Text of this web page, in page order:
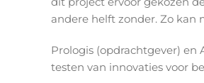
andere helft zonder. Zo kan
Prologis (opdrachtgever) en
testen van innovaties voor